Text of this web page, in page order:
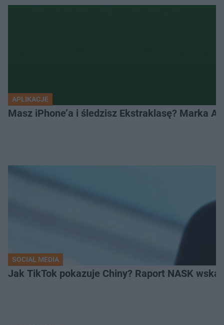
APLIKACJE
Masz iPhone’a i śledzisz Ekstraklasę? Marka
SOCIAL MEDIA
Jak TikTok pokazuje Chiny? Raport NASK